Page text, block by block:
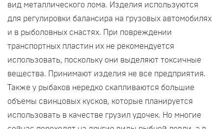
вид металлического лома. Изделия используются
для регулировки балансира на грузовых автомобилях
и в рыболовных снастях. При повреждении
транспортных пластин их не рекомендуется
использовать, поскольку они выделяют токсичные
вещества. Принимают изделия не все предприятия.
Также у рыбаков нередко скапливаются большие
объемы свинцовых кусков, которые планируется
использовать в качестве грузил удочек. Но многие